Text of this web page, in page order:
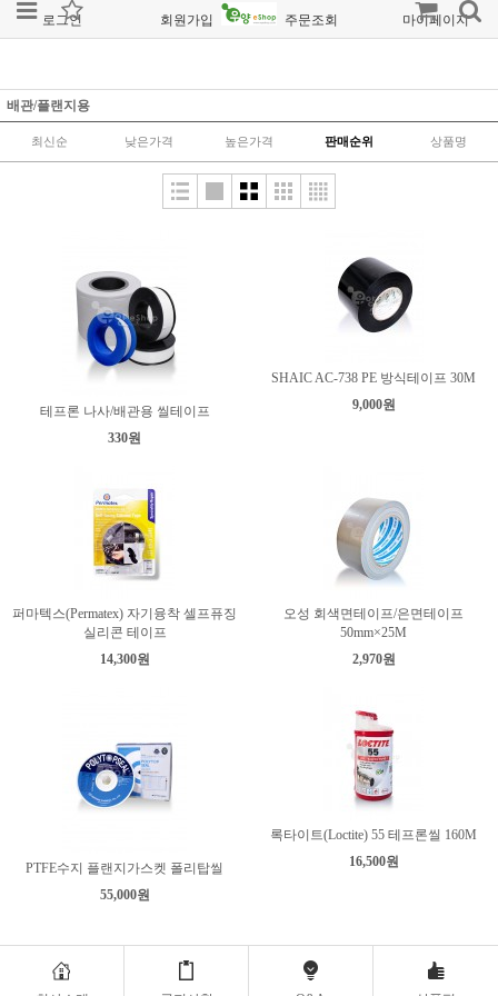
로그인 회원가입 주문조회 마이페이지
배관/플랜지용
최신순 낮은가격 높은가격 판매순위 상품명
테프론 나사/배관용 씰테이프
330원
SHAIC AC-738 PE 방식테이프 30M
9,000원
퍼마텍스(Permatex) 자기융착 셀프퓨징
실리콘 테이프
14,300원
오성 회색면테이프/은면테이프
50mm×25M
2,970원
PTFE수지 플랜지가스켓 폴리탑씰
55,000원
록타이트(Loctite) 55 테프론씰 160M
16,500원